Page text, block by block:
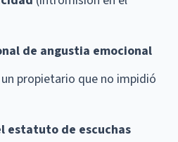
de angustia emocional
propietario que no impidió
estatuto de escuchas